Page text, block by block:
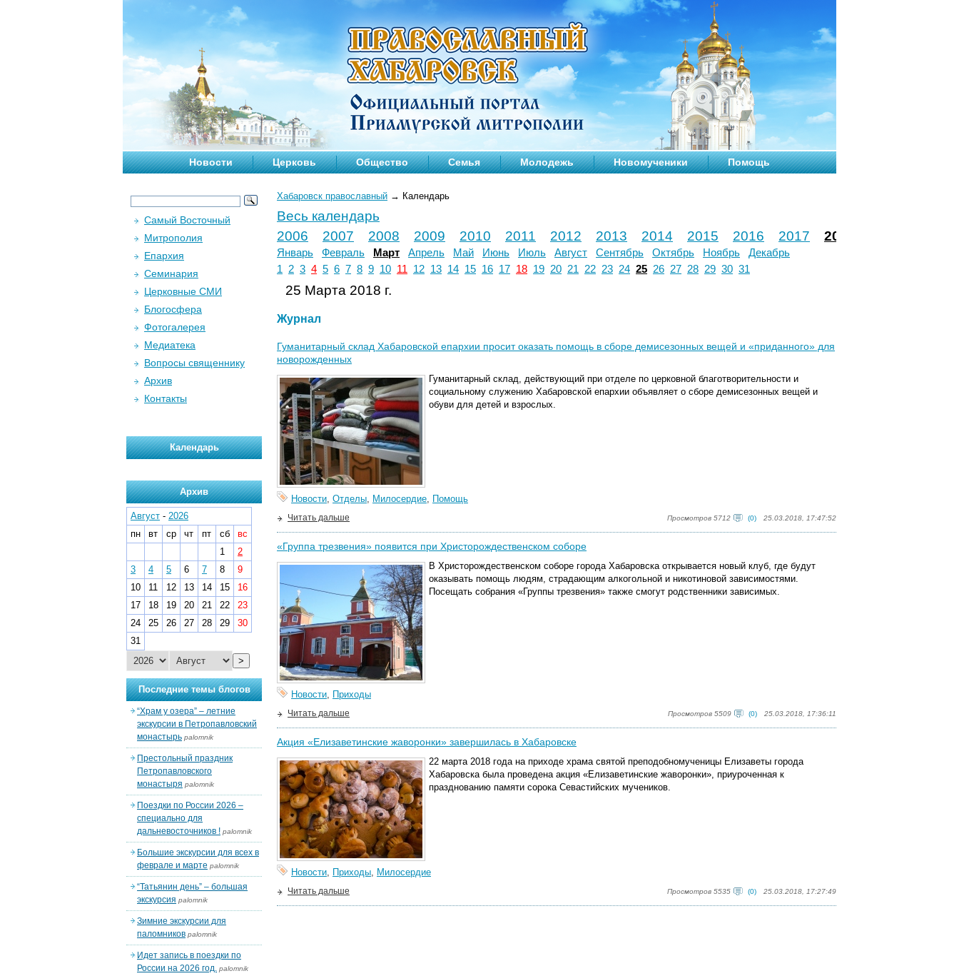
Новости Церковь Общество Семья Молодежь Новомученики Помощь
Хабаровск православный → Календарь
Весь календарь
2006
2007 2008 2009 2010 2011 2012 2013 2014 2015 2016 2017 2018
Январь Февраль Март Апрель Май Июнь Июль Август Сентябрь Октябрь Ноябрь
Декабрь
1
2 3 4 5 6 7 8 9 10 11 12 13 14 15 16 17 18 19 20 21 22 23 24 25 26 27 28 29 30 31
25 Марта 2018 г.
Журнал
Гуманитарный склад Хабаровской епархии просит оказать помощь в сборе демисезонных вещей и «приданного» для
новорожденных
Гуманитарный склад, действующий при отделе по церковной благотворительности и
социальному служению Хабаровской епархии объявляет о сборе демисезонных вещей и
обуви для детей и взрослых.
Новости, Отделы, Милосердие, Помощь
Просмотров 5712 (0) 25.03.2018, 17:47:52
Читать дальше
«Группа трезвения» появится при Христорождественском соборе
В Христорождественском соборе города Хабаровска открывается новый клуб, где будут
оказывать помощь людям, страдающим алкогольной и никотиновой зависимостями.
Посещать собрания «Группы трезвения» также смогут родственники зависимых.
Новости, Приходы
Просмотров 5509 (0) 25.03.2018, 17:36:11
Читать дальше
Акция «Елизаветинские жаворонки» завершилась в Хабаровске
22 марта 2018 года на приходе храма святой преподобномученицы Елизаветы города
Хабаровска была проведена акция «Елизаветинские жаворонки», приуроченная к
празднованию памяти сорока Севастийских мучеников.
Новости, Приходы, Милосердие
Просмотров 5535 (0) 25.03.2018, 17:27:49
Читать дальше
Самый Восточный
Митрополия
Епархия
Семинария
Церковные СМИ
Блогосфера
Фотогалерея
Медиатека
Вопросы священнику
Архив
Контакты
Календарь
Архив
Август - 2026
пн
вт ср чт пт сб
вс
1
2
3
4 5 6 7 8
9
10
11 12 13 14 15
16
17
18 19 20 21 22
23
24
25 26 27 28 29
30
31
>
Последние темы блогов
“Храм у озера” – летние
экскурсии в Петропавловский
монастырь palomnik
Престольный праздник
Петропавловского
монастыря palomnik
Поездки по России 2026 –
специально для
дальневосточников ! palomnik
Большие экскурсии для всех в
феврале и марте palomnik
“Татьянин день” – большая
экскурсия palomnik
Зимние экскурсии для
паломников palomnik
Идет запись в поездки по
России на 2026 год. palomnik